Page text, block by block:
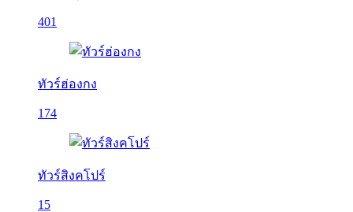
401
ทัวร์ฮ่องกง
174
ทัวร์สิงคโปร์
15